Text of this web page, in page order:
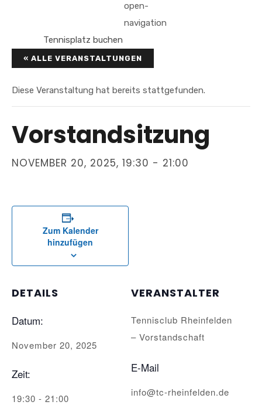
Tennisplatz buchen
« ALLE VERANSTALTUNGEN
Diese Veranstaltung hat bereits stattgefunden.
Vorstandsitzung
NOVEMBER 20, 2025, 19:30 - 21:00
Zum Kalender
hinzufügen
DETAILS
Datum:
November 20, 2025
Zeit:
19:30 - 21:00
VERANSTALTER
Tennisclub Rheinfelden
– Vorstandschaft
E-Mail
info@tc-rheinfelden.de